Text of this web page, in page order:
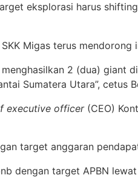
eksplorasi harus
Migas terus
2 (dua)
Sumatera Utara”, cetus
executive officer(CEO)
target anggaran
dengan target APBN lewat